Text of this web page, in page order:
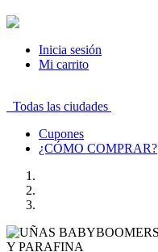
Inicia sesión
Mi carrito
Todas las ciudades
Cupones
¿CÓMO COMPRAR?